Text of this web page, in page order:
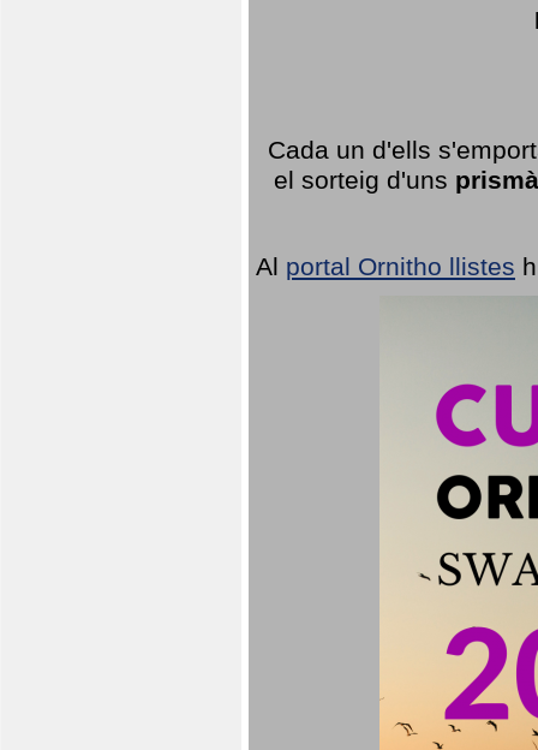
Cada un d'ells
el sorteig d'uns
Al portal Ornitho llistes